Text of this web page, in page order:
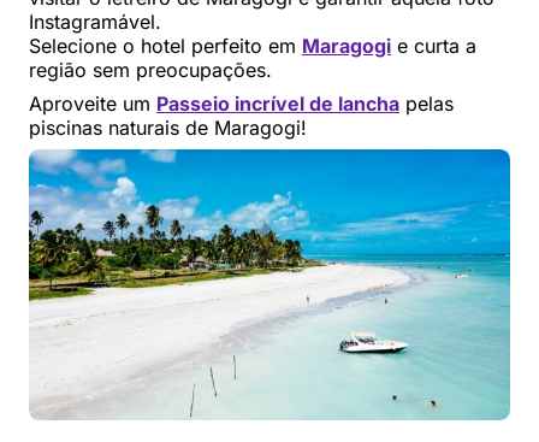
Instagramável.
Selecione o hotel perfeito em Maragogi e curta a
região sem preocupações.
Aproveite um Passeio incrível de lancha pelas
piscinas naturais de Maragogi!